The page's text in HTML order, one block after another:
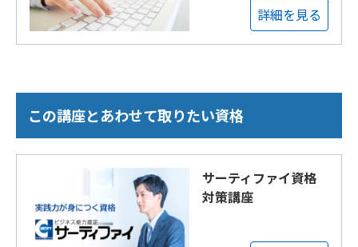
詳細を見る
この講座とあわせて取りたい資格
サーティファイ資格
対策講座